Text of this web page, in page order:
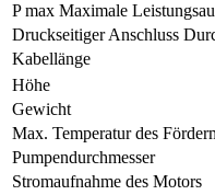
P max Maximale
Druckseitiger Anschluss
Kabellänge
Höhe
Gewicht
Max. Temperatur des
Pumpendurchmesser
Stromaufnahme des Motors